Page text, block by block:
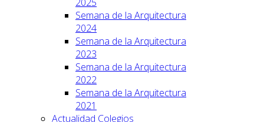
Semana de la Arquitectura
2024
Semana de la Arquitectura
2023
Semana de la Arquitectura
2022
Semana de la Arquitectura
2021
Actualidad Colegios